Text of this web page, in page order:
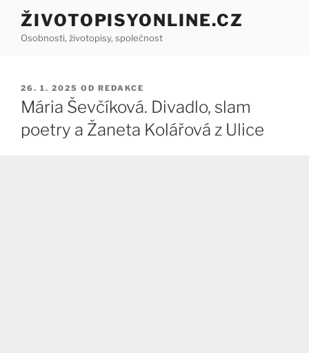
Přejít
obsahu
ŽIVOTOPISYONLINE.CZ
Osobnosti, životopisy, společnost
PUBLIKOVÁNO
26. 1. 2025 OD REDAKCE
Mária Ševčíková. Divadlo, slam
poetry a Žaneta Kolářová z Ulice